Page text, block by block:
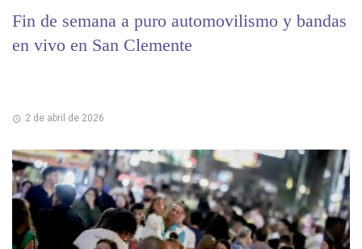
Fin de semana a puro automovilismo y bandas
en vivo en San Clemente
2 de abril de 2026